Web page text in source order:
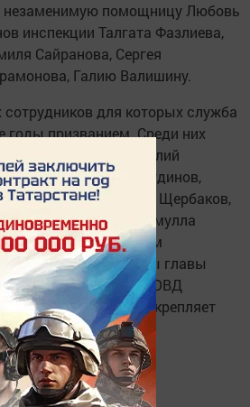
незаменимую помощницу Любовь
инспекции Талгата Фазлиева,
Сайранова, Сергея
Галию Валишину.
сотрудников для которых служба
годы призванием. Среди них
Хамитов, Анатолий
Наиль Гилязетдинов,
Шакиров, Олег Щербаков,
Тараканов, Минемулла
другие. Мы чувствуем
со стороны главы
и начальника ОВД
слово участия укрепляет
нелёгкой службы.